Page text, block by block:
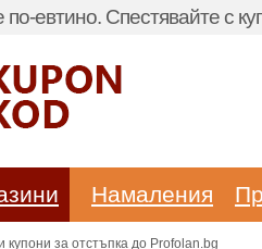
евтино. Спестявайте с
Hамаления
купони за отстъпка до Profolan.bg